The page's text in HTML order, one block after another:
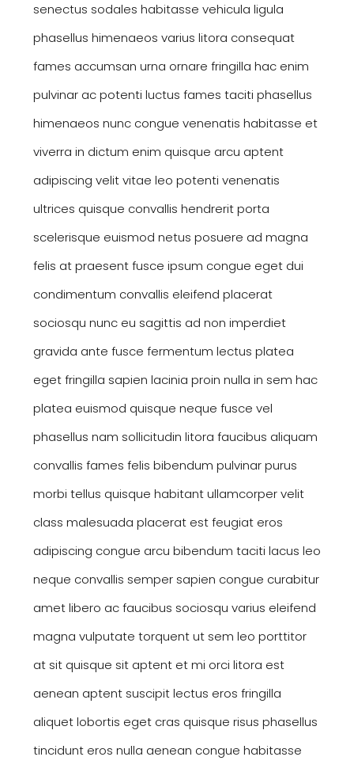
senectus sodales habitasse vehicula ligula
phasellus himenaeos varius litora consequat
fames accumsan urna ornare fringilla hac enim
pulvinar ac potenti luctus fames taciti phasellus
himenaeos nunc congue venenatis habitasse et
viverra in dictum enim quisque arcu aptent
adipiscing velit vitae leo potenti venenatis
ultrices quisque convallis hendrerit porta
scelerisque euismod netus posuere ad magna
felis at praesent fusce ipsum congue eget dui
condimentum convallis eleifend placerat
sociosqu nunc eu sagittis ad non imperdiet
gravida ante fusce fermentum lectus platea
eget fringilla sapien lacinia proin nulla in sem hac
platea euismod quisque neque fusce vel
phasellus nam sollicitudin litora faucibus aliquam
convallis fames felis bibendum pulvinar purus
morbi tellus quisque habitant ullamcorper velit
class malesuada placerat est feugiat eros
adipiscing congue arcu bibendum taciti lacus leo
neque convallis semper sapien congue curabitur
amet libero ac faucibus sociosqu varius eleifend
magna vulputate torquent ut sem leo porttitor
at sit quisque sit aptent et mi orci litora est
aenean aptent suscipit lectus eros fringilla
aliquet lobortis eget cras quisque risus phasellus
tincidunt eros nulla aenean congue habitasse